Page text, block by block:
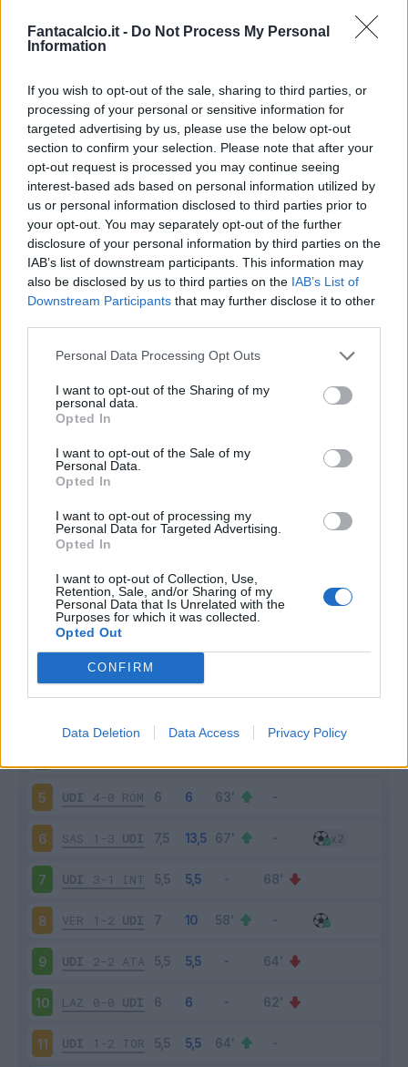
Fantacalcio.it - Do Not Process My Personal
Information
If you wish to opt-out of the sale, sharing to third parties, or
processing of your personal or sensitive information for
targeted advertising by us, please use the below opt-out
section to confirm your selection. Please note that after your
opt-out request is processed you may continue seeing
interest-based ads based on personal information utilized by
us or personal information disclosed to third parties prior to
your opt-out. You may separately opt-out of the further
disclosure of your personal information by third parties on the
IAB’s list of downstream participants. This information may
also be disclosed by us to third parties on the IAB’s List of
Downstream Participants that may further disclose it to other
Personal Data Processing Opt Outs
I want to opt-out of the Sharing of my
personal data.
Opted In
I want to opt-out of the Sale of my
Personal Data.
Opted In
I want to opt-out of processing my
Personal Data for Targeted Advertising.
Opted In
I want to opt-out of Collection, Use,
Retention, Sale, and/or Sharing of my
Personal Data that Is Unrelated with the
Purposes for which it was collected.
Opted Out
CONFIRM
Data Deletion Data Access Privacy Policy
Classic Mantra
Riepilogo stagione
Titolare 23 - 60%
Entrato 10 - 26%
Squalificato 0 - 0%
Infortunato 0 - 0%
Inutilizzato
Scarica riepilogo
stagionale
Giornata Voto FV Entrato Uscito Bonus/Malus
MIL 4-2
0-0 SAL
5 UDI 4-0 ROM
6 SAS 1-3 UDI
7 UDI 3-1 INT
8 VER 1-2 UDI
9 UDI 2-2 ATA
10 LAZ 0-0 UDI
11 UDI 1-2 TOR